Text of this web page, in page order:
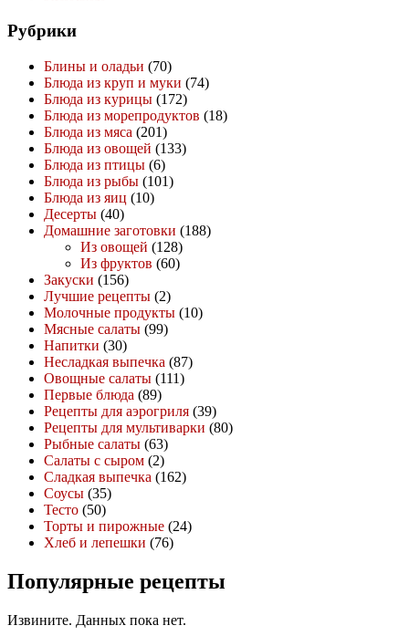
Рубрики
Блины и оладьи (70)
Блюда из круп и муки (74)
Блюда из курицы (172)
Блюда из морепродуктов (18)
Блюда из мяса (201)
Блюда из овощей (133)
Блюда из птицы (6)
Блюда из рыбы (101)
Блюда из яиц (10)
Десерты (40)
Домашние заготовки (188)
Из овощей (128)
Из фруктов (60)
Закуски (156)
Лучшие рецепты (2)
Молочные продукты (10)
Мясные салаты (99)
Напитки (30)
Несладкая выпечка (87)
Овощные салаты (111)
Первые блюда (89)
Рецепты для аэрогриля (39)
Рецепты для мультиварки (80)
Рыбные салаты (63)
Салаты с сыром (2)
Сладкая выпечка (162)
Соусы (35)
Тесто (50)
Торты и пирожные (24)
Хлеб и лепешки (76)
Популярные рецепты
Извините. Данных пока нет.